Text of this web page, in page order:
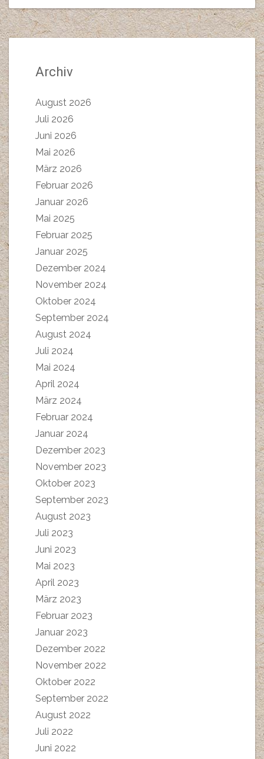
Archiv
August 2026
Juli 2026
Juni 2026
Mai 2026
März 2026
Februar 2026
Januar 2026
Mai 2025
Februar 2025
Januar 2025
Dezember 2024
November 2024
Oktober 2024
September 2024
August 2024
Juli 2024
Mai 2024
April 2024
März 2024
Februar 2024
Januar 2024
Dezember 2023
November 2023
Oktober 2023
September 2023
August 2023
Juli 2023
Juni 2023
Mai 2023
April 2023
März 2023
Februar 2023
Januar 2023
Dezember 2022
November 2022
Oktober 2022
September 2022
August 2022
Juli 2022
Juni 2022